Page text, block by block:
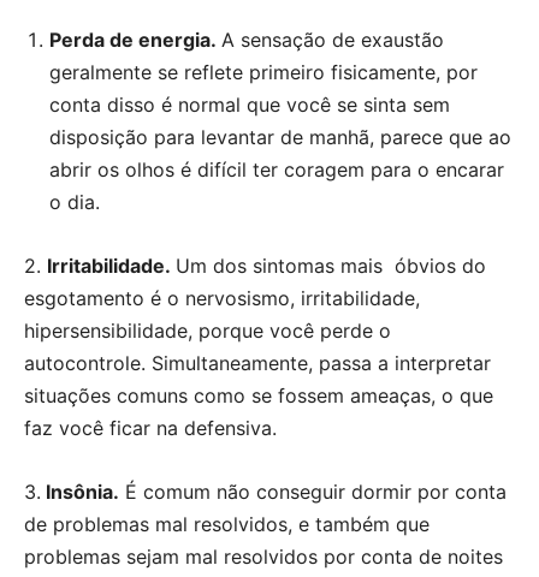
Perda de energia. A sensação de exaustão
geralmente se reflete primeiro fisicamente, por
conta disso é normal que você se sinta sem
disposição para levantar de manhã, parece que ao
abrir os olhos é difícil ter coragem para o encarar
o dia.
2. Irritabilidade. Um dos sintomas mais óbvios do
esgotamento é o nervosismo, irritabilidade,
hipersensibilidade, porque você perde o
autocontrole. Simultaneamente, passa a interpretar
situações comuns como se fossem ameaças, o que
faz você ficar na defensiva.
3. Insônia. É comum não conseguir dormir por conta
de problemas mal resolvidos, e também que
problemas sejam mal resolvidos por conta de noites